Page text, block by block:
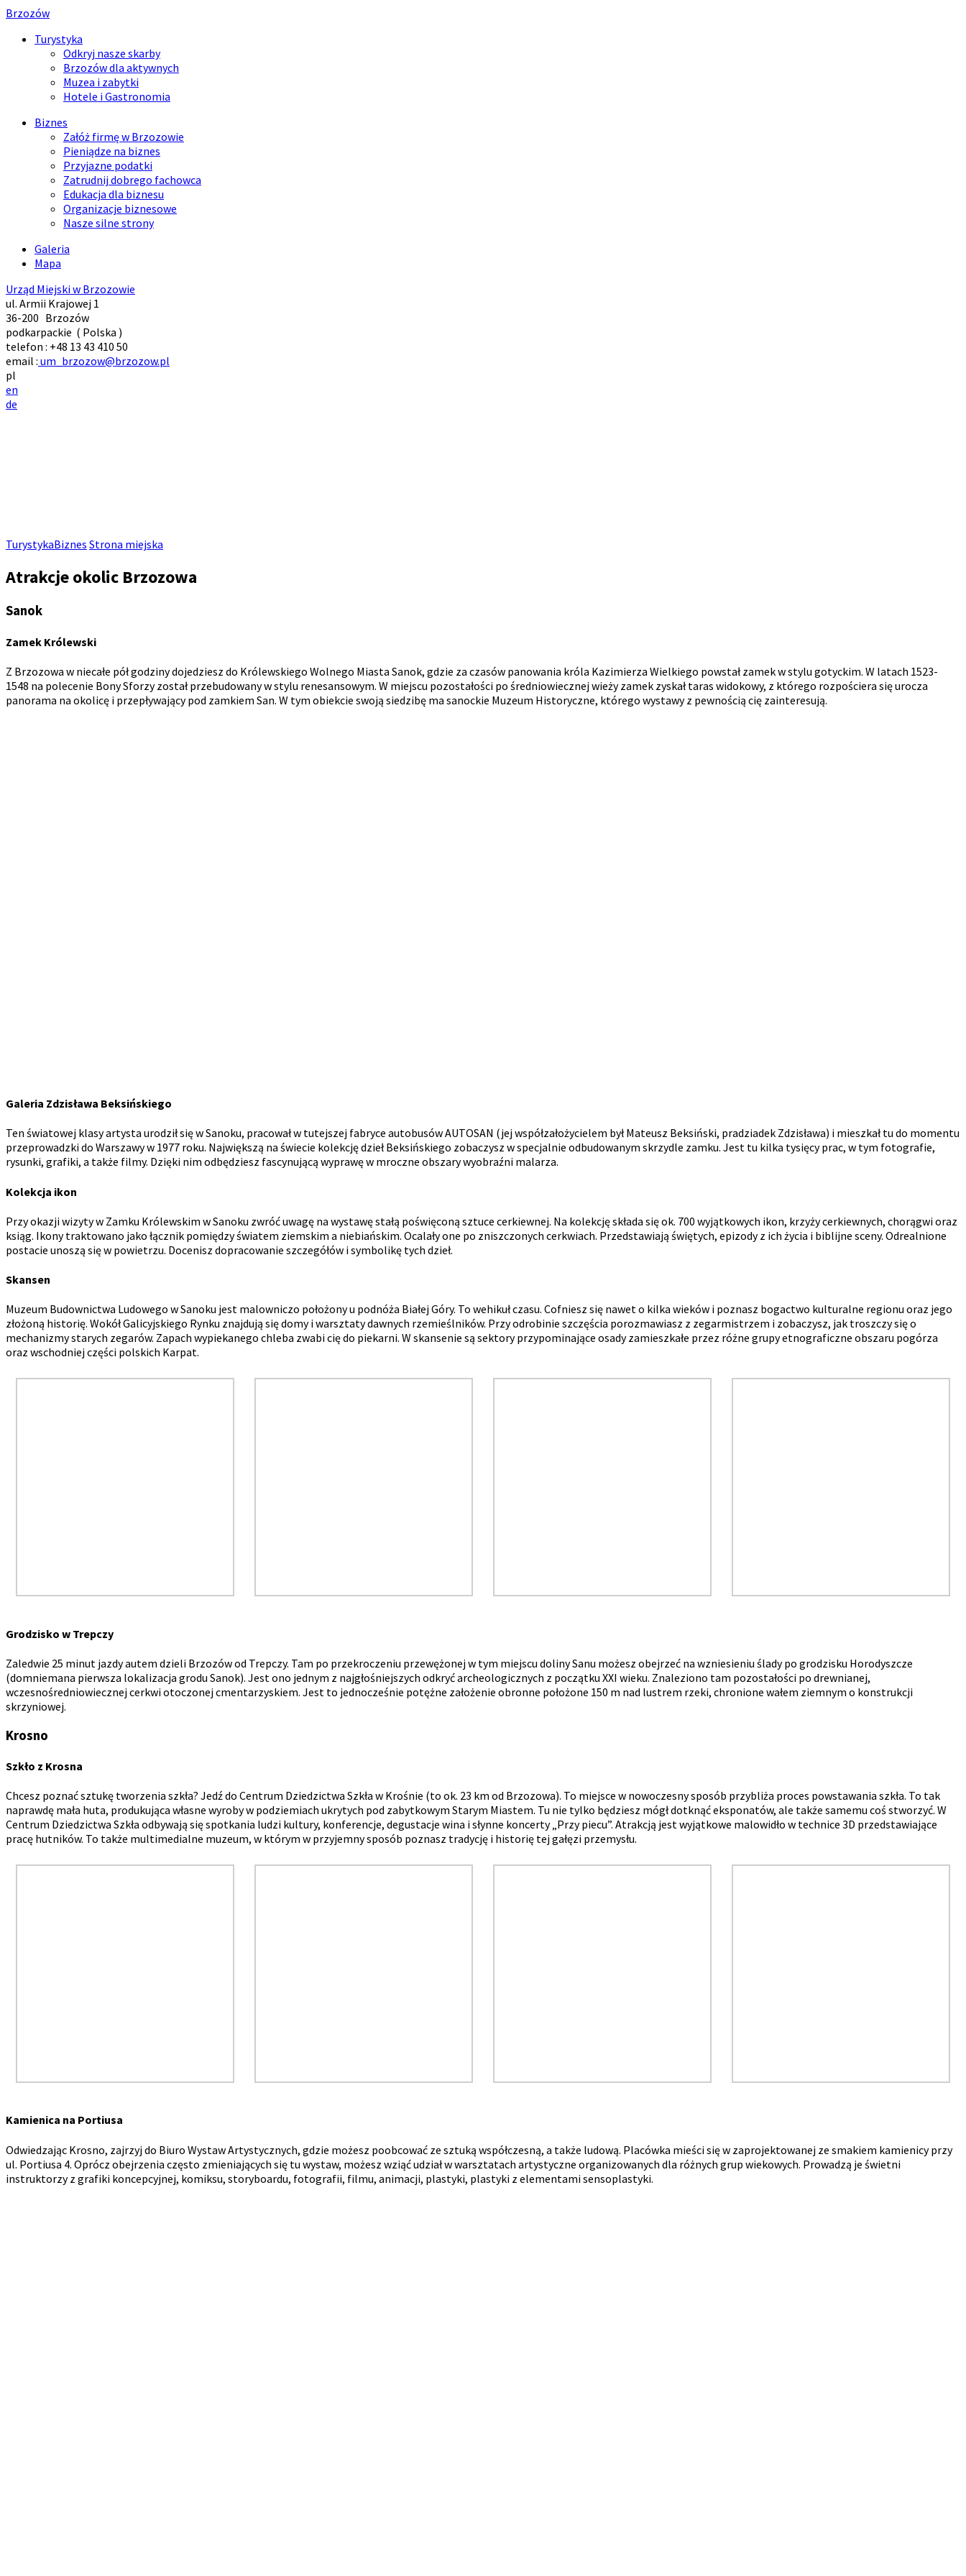
Brzozów
Turystyka
Odkryj nasze skarby
Brzozów dla aktywnych
Muzea i zabytki
Hotele i Gastronomia
Biznes
Załóż firmę w Brzozowie
Pieniądze na biznes
Przyjazne podatki
Zatrudnij dobrego fachowca
Edukacja dla biznesu
Organizacje biznesowe
Nasze silne strony
Galeria
Mapa
Urząd Miejski w Brzozowie
ul. Armii Krajowej 1
36-200 Brzozów
podkarpackie ( Polska )
telefon : +48 13 43 410 50
email : um_brzozow@brzozow.pl
pl
en
de
TurystykaBiznes Strona miejska
Atrakcje okolic Brzozowa
Sanok
Zamek Królewski
Z Brzozowa w niecałe pół godziny dojedziesz do Królewskiego Wolnego Miasta Sanok, gdzie za czasów panowania króla Kazimierza Wielkiego powstał zamek w stylu gotyckim. W latach 1523-
1548 na polecenie Bony Sforzy został przebudowany w stylu renesansowym. W miejscu pozostałości po średniowiecznej wieży zamek zyskał taras widokowy, z którego rozpościera się urocza
panorama na okolicę i przepływający pod zamkiem San. W tym obiekcie swoją siedzibę ma sanockie Muzeum Historyczne, którego wystawy z pewnością cię zainteresują.
Galeria Zdzisława Beksińskiego
Ten światowej klasy artysta urodził się w Sanoku, pracował w tutejszej fabryce autobusów AUTOSAN (jej współzałożycielem był Mateusz Beksiński, pradziadek Zdzisława) i mieszkał tu do momentu
przeprowadzki do Warszawy w 1977 roku. Największą na świecie kolekcję dzieł Beksińskiego zobaczysz w specjalnie odbudowanym skrzydle zamku. Jest tu kilka tysięcy prac, w tym fotografie,
rysunki, grafiki, a także filmy. Dzięki nim odbędziesz fascynującą wyprawę w mroczne obszary wyobraźni malarza.
Kolekcja ikon
Przy okazji wizyty w Zamku Królewskim w Sanoku zwróć uwagę na wystawę stałą poświęconą sztuce cerkiewnej. Na kolekcję składa się ok. 700 wyjątkowych ikon, krzyży cerkiewnych, chorągwi oraz
ksiąg. Ikony traktowano jako łącznik pomiędzy światem ziemskim a niebiańskim. Ocalały one po zniszczonych cerkwiach. Przedstawiają świętych, epizody z ich życia i biblijne sceny. Odrealnione
postacie unoszą się w powietrzu. Docenisz dopracowanie szczegółów i symbolikę tych dzieł.
Skansen
Muzeum Budownictwa Ludowego w Sanoku jest malowniczo położony u podnóża Białej Góry. To wehikuł czasu. Cofniesz się nawet o kilka wieków i poznasz bogactwo kulturalne regionu oraz jego
złożoną historię. Wokół Galicyjskiego Rynku znajdują się domy i warsztaty dawnych rzemieślników. Przy odrobinie szczęścia porozmawiasz z zegarmistrzem i zobaczysz, jak troszczy się o
mechanizmy starych zegarów. Zapach wypiekanego chleba zwabi cię do piekarni. W skansenie są sektory przypominające osady zamieszkałe przez różne grupy etnograficzne obszaru pogórza
oraz wschodniej części polskich Karpat.
Grodzisko w Trepczy
Zaledwie 25 minut jazdy autem dzieli Brzozów od Trepczy. Tam po przekroczeniu przewężonej w tym miejscu doliny Sanu możesz obejrzeć na wzniesieniu ślady po grodzisku Horodyszcze
(domniemana pierwsza lokalizacja grodu Sanok). Jest ono jednym z najgłośniejszych odkryć archeologicznych z początku XXI wieku. Znaleziono tam pozostałości po drewnianej,
wczesnośredniowiecznej cerkwi otoczonej cmentarzyskiem. Jest to jednocześnie potężne założenie obronne położone 150 m nad lustrem rzeki, chronione wałem ziemnym o konstrukcji
skrzyniowej.
Krosno
Szkło z Krosna
Chcesz poznać sztukę tworzenia szkła? Jedź do Centrum Dziedzictwa Szkła w Krośnie (to ok. 23 km od Brzozowa). To miejsce w nowoczesny sposób przybliża proces powstawania szkła. To tak
naprawdę mała huta, produkująca własne wyroby w podziemiach ukrytych pod zabytkowym Starym Miastem. Tu nie tylko będziesz mógł dotknąć eksponatów, ale także samemu coś stworzyć. W
Centrum Dziedzictwa Szkła odbywają się spotkania ludzi kultury, konferencje, degustacje wina i słynne koncerty „Przy piecu”. Atrakcją jest wyjątkowe malowidło w technice 3D przedstawiające
pracę hutników. To także multimedialne muzeum, w którym w przyjemny sposób poznasz tradycję i historię tej gałęzi przemysłu.
Kamienica na Portiusa
Odwiedzając Krosno, zajrzyj do Biuro Wystaw Artystycznych, gdzie możesz poobcować ze sztuką współczesną, a także ludową. Placówka mieści się w zaprojektowanej ze smakiem kamienicy przy
ul. Portiusa 4. Oprócz obejrzenia często zmieniających się tu wystaw, możesz wziąć udział w warsztatach artystyczne organizowanych dla różnych grup wiekowych. Prowadzą je świetni
instruktorzy z grafiki koncepcyjnej, komiksu, storyboardu, fotografii, filmu, animacji, plastyki, plastyki z elementami sensoplastyki.